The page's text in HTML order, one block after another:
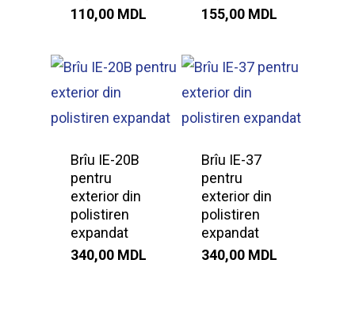
110,00 MDL
155,00 MDL
Brîu IE-20B
pentru
exterior din
polistiren
expandat
340,00 MDL
Brîu IE-37
pentru
exterior din
polistiren
expandat
340,00 MDL